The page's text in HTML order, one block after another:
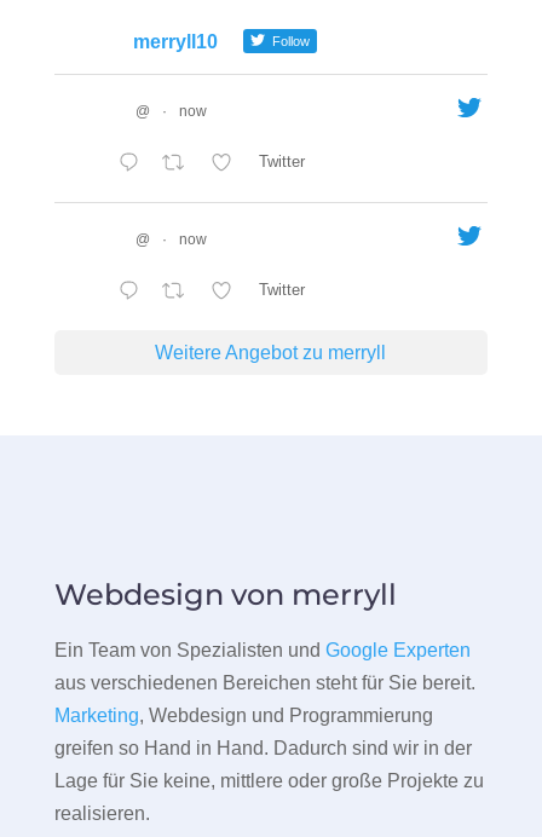
merryll10 Follow
@ · now
Twitter
@ · now
Twitter
Weitere Angebot zu merryll
Webdesign von merryll
Ein Team von Spezialisten und Google Experten
aus verschiedenen Bereichen steht für Sie bereit.
Marketing, Webdesign und Programmierung
greifen so Hand in Hand. Dadurch sind wir in der
Lage für Sie keine, mittlere oder große Projekte zu
realisieren.